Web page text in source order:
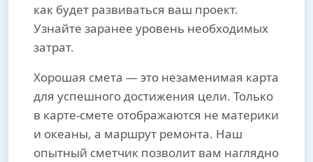
как будет развиваться ваш проект.
Узнайте заранее уровень необходимых
затрат.
Хорошая смета — это незаменимая карта
для успешного достижения цели. Только
в карте-смете отображаются не материки
и океаны, а маршрут ремонта. Наш
опытный сметчик позволит вам наглядно